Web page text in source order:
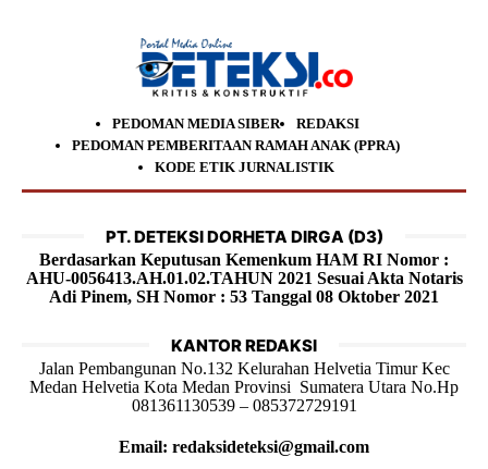
PEDOMAN MEDIA SIBER
REDAKSI
PEDOMAN PEMBERITAAN RAMAH ANAK (PPRA)
KODE ETIK JURNALISTIK
PT. DETEKSI DORHETA DIRGA (D3)
Berdasarkan Keputusan Kemenkum HAM RI Nomor :
AHU-0056413.AH.01.02.TAHUN 2021 Sesuai Akta Notaris
Adi Pinem, SH Nomor : 53 Tanggal 08 Oktober 2021
KANTOR REDAKSI
Jalan Pembangunan No.132 Kelurahan Helvetia Timur Kec
Medan Helvetia Kota Medan Provinsi Sumatera Utara No.Hp
081361130539 – 085372729191
Email: redaksideteksi@gmail.com